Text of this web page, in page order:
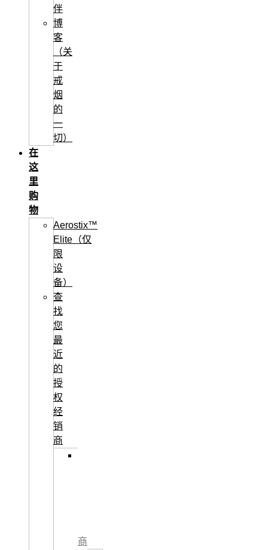
伴
博
客
（关
于
戒
烟
的
一
切）
在
这
里
购
物
Aerostix™
Elite（仅
限
设
备）
查
找
您
最
近
的
授
权
经
销
商
商